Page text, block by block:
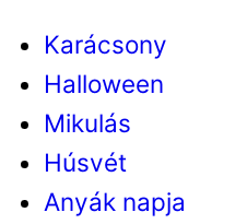
Karácsony
Halloween
Mikulás
Húsvét
Anyák napja